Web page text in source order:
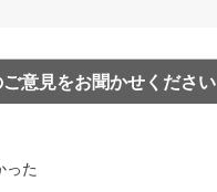
意見をお聞かせください
った